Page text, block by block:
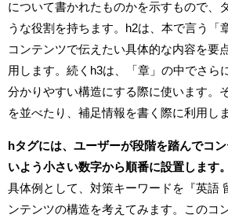
について書かれたものかを示すもので、
うな役割を持ちます。h2は、本で言う「
コンテンツで伝えたい具体的な内容を要
用します。続くh3は、「章」の中でさら
分かりやすい構造にする際に使います。
を並べたり、補足情報を書く際に利用し
hタグには、ユーザーが段階を踏んでコ
いよう小さい数字から順番に設置します。
具体例として、対策キーワードを『英語
ンテンツの構造を考えてみます。このコ